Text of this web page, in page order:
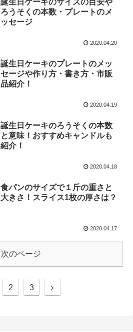
誕生日ケーキのサイズの目安や
ろうそくの本数・プレートのメ
ッセージ
2020.04.20
誕生日ケーキのプレートのメッ
セージや作り方・書き方・市販
品紹介！
2020.04.19
誕生日ケーキのろうそくの本数
と意味！おすすめキャンドルも
紹介！
2020.04.18
食パンのサイズで１斤の重さと
大きさ！スライス1枚の厚さは？
2020.04.17
次のページ
2 3